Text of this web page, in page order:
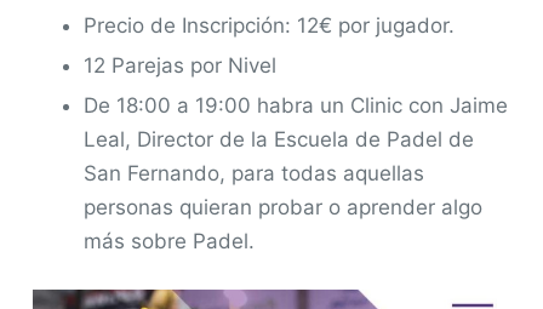
Precio de Inscripción: 12€ por jugador.
12 Parejas por Nivel
De 18:00 a 19:00 habra un Clinic con Jaime
Leal, Director de la Escuela de Padel de
San Fernando, para todas aquellas
personas quieran probar o aprender algo
más sobre Padel.